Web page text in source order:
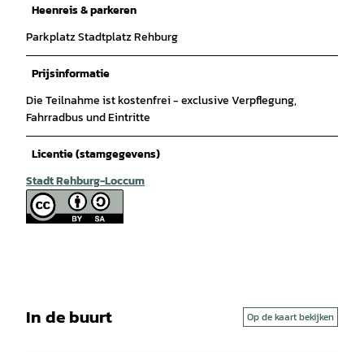
Heenreis & parkeren
Parkplatz Stadtplatz Rehburg
Prijsinformatie
Die Teilnahme ist kostenfrei - exclusive Verpflegung,
Fahrradbus und Eintritte
Licentie (stamgegevens)
Stadt Rehburg-Loccum
In de buurt Op de kaart bekijken